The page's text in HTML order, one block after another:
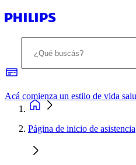
Página de inicio de asistencia